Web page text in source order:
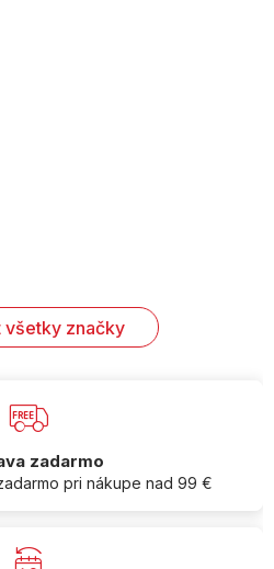
všetky značky
zadarmo
pri nákupe nad 99 €